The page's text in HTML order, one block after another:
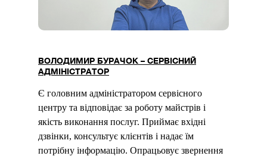
ВОЛОДИМИР БУРАЧОК – СЕРВІСНИЙ
АДМІНІСТРАТОР
Є головним адміністратором сервісного
центру та відповідає за роботу майстрів і
якість виконання послуг. Приймає вхідні
дзвінки, консультує клієнтів і надає їм
потрібну інформацію. Опрацьовує звернення